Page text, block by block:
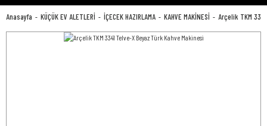
Anasayfa KÜÇÜK EV ALETLERİ İÇECEK HAZIRLAMA KAHVE MAKİNESİ Arçelik TKM